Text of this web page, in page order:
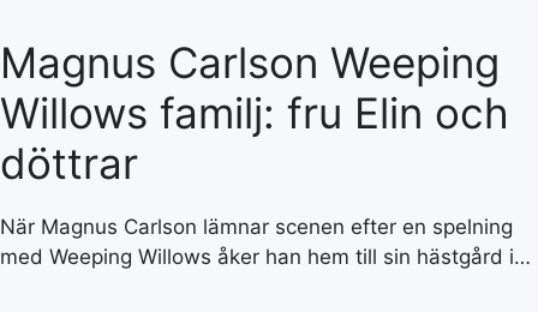
Magnus Carlson Weeping
Willows familj: fru Elin och
döttrar
När Magnus Carlson lämnar scenen efter en spelning
med Weeping Willows åker han hem till sin hästgård i…